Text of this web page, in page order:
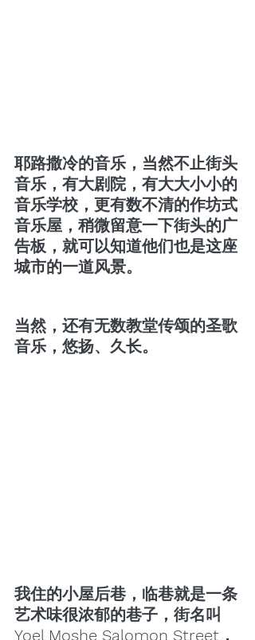
耶路撒冷的音乐，当然不止街头
音乐，有大剧院，有大大小小的
音乐学校，更有数不清的作坊式
音乐屋，稍微留意一下街头的广
告板，就可以知道他们也是这座
城市的一道风景。
当然，还有无数教堂传颂的圣歌
音乐，悠扬、久长。
我住的小屋后巷，临巷就是一条
艺术味很浓郁的巷子，街名叫
Yoel Moshe Salomon Street，